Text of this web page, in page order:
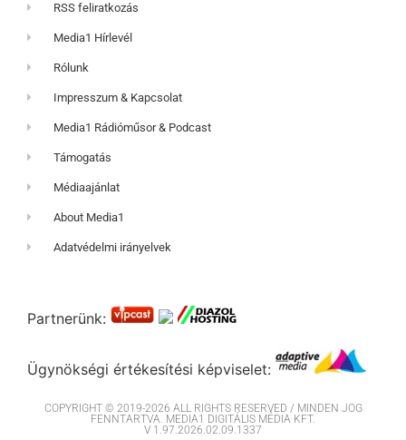
RSS feliratkozás
Media1 Hírlevél
Rólunk
Impresszum & Kapcsolat
Media1 Rádióműsor & Podcast
Támogatás
Médiaajánlat
About Media1
Adatvédelmi irányelvek
Partnerünk:
Ügynökségi értékesítési képviselet:
COPYRIGHT © 2019-2026 ALL RIGHTS RESERVED / MINDEN JOG
FENNTARTVA. MEDIA1 DIGITÁLIS MÉDIA KFT.
V 1.97.2026.02.09.1337